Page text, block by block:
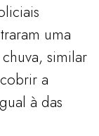
uma
similar
a
à das